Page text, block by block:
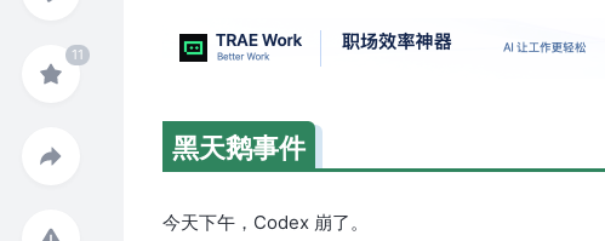
黑天鹅事件
今天下午，Codex 崩了。